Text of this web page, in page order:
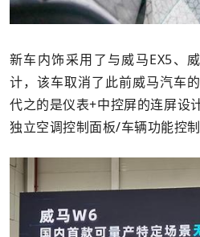
新车内饰采用了与威马EX5、
计，该车取消了此前威马汽车
代之的是仪表+中控屏的连屏设
独立空调控制面板/车辆功能控制